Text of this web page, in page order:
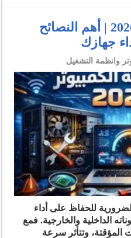
دليل صيانة الكمبيوتر 2026 | أهم النصائح
جهازك
وانظمة التشغيل
للحفاظ على أداء
الداخلية والخارجية. فمع
المؤقتة، وتتأثر سرعة